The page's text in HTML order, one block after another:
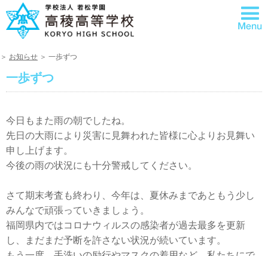
＞ お知らせ ＞ 一歩ずつ
一歩ずつ
今日もまた雨の朝でしたね。
先日の大雨により災害に見舞われた皆様に心よりお見舞い
申し上げます。
今後の雨の状況にも十分警戒してください。
さて期末考査も終わり、今年は、夏休みまであともう少し
みんなで頑張っていきましょう。
福岡県内ではコロナウィルスの感染者が過去最多を更新
し、まだまだ予断を許さない状況が続いています。